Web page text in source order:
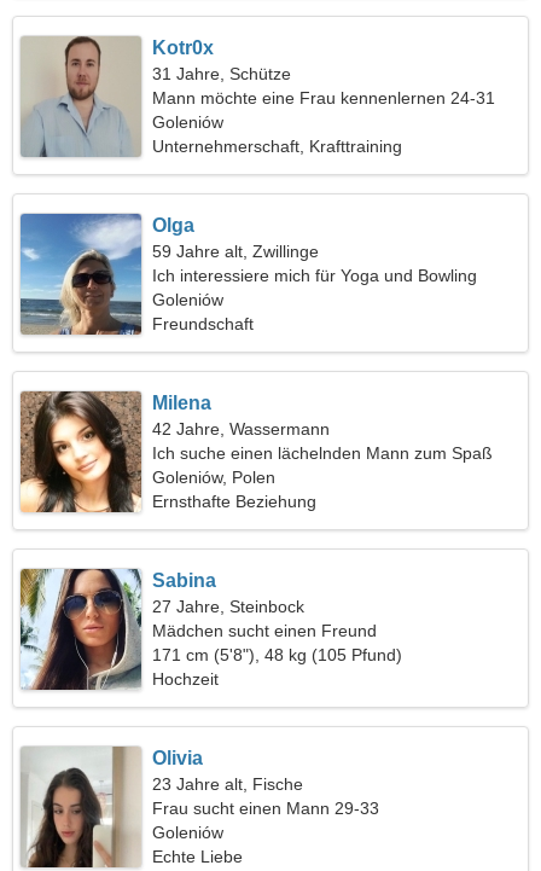
Kotr0x
31 Jahre, Schütze
Mann möchte eine Frau kennenlernen 24-31
Goleniów
Unternehmerschaft, Krafttraining
Olga
59 Jahre alt, Zwillinge
Ich interessiere mich für Yoga und Bowling
Goleniów
Freundschaft
Milena
42 Jahre, Wassermann
Ich suche einen lächelnden Mann zum Spaß
Goleniów, Polen
Ernsthafte Beziehung
Sabina
27 Jahre, Steinbock
Mädchen sucht einen Freund
171 cm (5'8"), 48 kg (105 Pfund)
Hochzeit
Olivia
23 Jahre alt, Fische
Frau sucht einen Mann 29-33
Goleniów
Echte Liebe